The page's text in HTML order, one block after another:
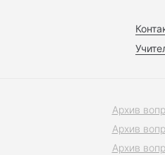
Архив
Архив
Архив